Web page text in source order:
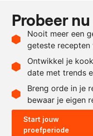
pakje
Recept omrekenen
-
0.5x 1x
Probeer nu
Nooit meer een
geteste
Ontwikkel je
date met trends
Breng orde in je
bewaar je eigen
Start jouw
proefperiode